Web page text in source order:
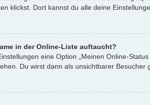
klickst. Dort kannst du alle deine
in der Online-Liste auftaucht?
eine Option „Meinen Online-
Du wirst dann als unsichtbarer Besucher